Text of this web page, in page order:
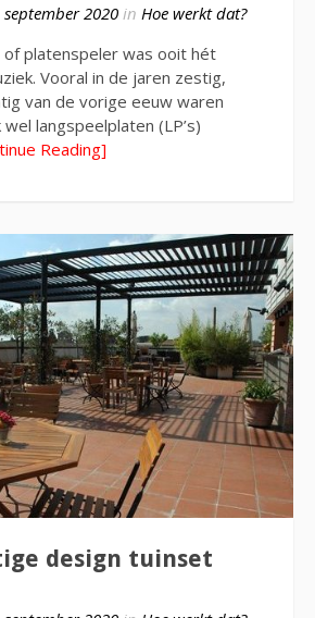
2020 in Hoe werkt dat?
of platenspeler was ooit hét
Vooral in de jaren zestig,
van de vorige eeuw waren
langspeelplaten (LP’s)
Reading]
design tuinset